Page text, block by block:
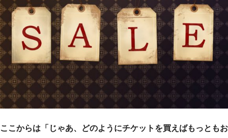
ここからは「じゃあ、どのようにチケットを買えばもっともお